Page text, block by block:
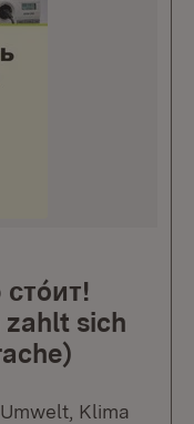
zahlt sich
Klima